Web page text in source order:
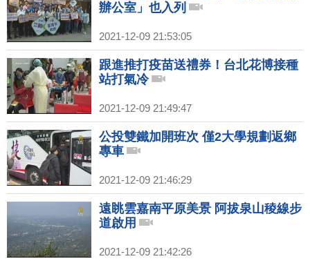
辦公室」也入列
2021-12-09 21:53:05
跟進推打疫苗送禮券！台北花博接種
站打氣冷
2021-12-09 21:49:47
公投雙鐵加開班次 僅2大學規劃返鄉
專車
2021-12-09 21:46:29
遠眺雲嘉南平原美景 阿拔泉山稜線步
道啟用
2021-12-09 21:42:26